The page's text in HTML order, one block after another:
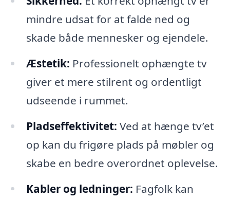
mindre udsat for at falde ned og
skade både mennesker og ejendele.
Æstetik: Professionelt ophængte tv
giver et mere stilrent og ordentligt
udseende i rummet.
Pladseffektivitet: Ved at hænge tv’et
op kan du frigøre plads på møbler og
skabe en bedre overordnet oplevelse.
Kabler og ledninger: Fagfolk kan